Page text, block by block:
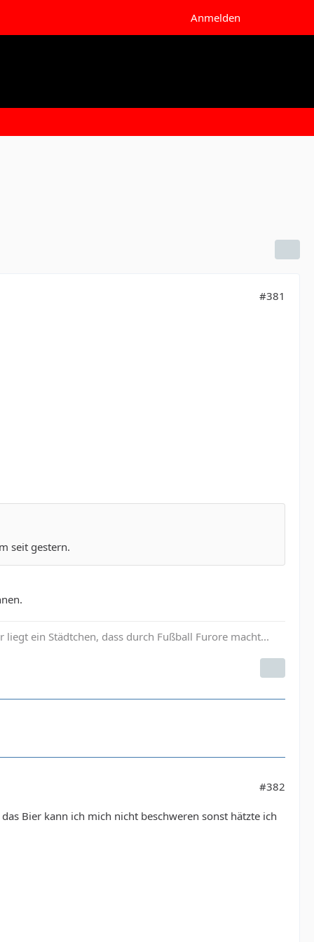
Anmelden
#381
seit gestern.
ein Städtchen, dass durch Fußball Furore macht...
#382
Bier kann ich mich nicht beschweren sonst hätzte ich